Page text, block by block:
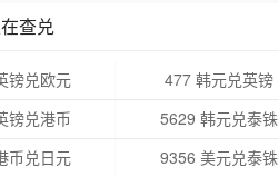
查兑
镑兑欧元 477 韩元兑英镑
镑兑港币
5629 韩元兑泰铢
币兑日元
9356 美元兑泰铢